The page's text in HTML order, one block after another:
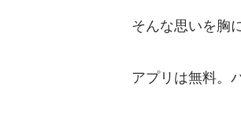
そんな思いを胸
アプリは無料。